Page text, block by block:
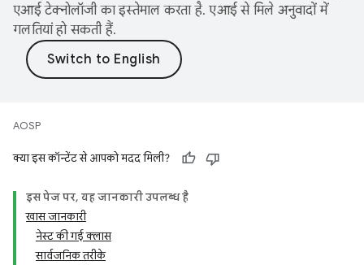
एआई टेक्नोलॉजी का इस्तेमाल करता है. एआई से मिले अनुवादों में
गलतियां हो सकती हैं.
AOSP
क्या इस कॉन्टेंट से आपको मदद मिली?
इस पेज पर, यह जानकारी उपलब्ध है
खास जानकारी
नेस्ट की गई क्लास
सार्वजनिक तरीके